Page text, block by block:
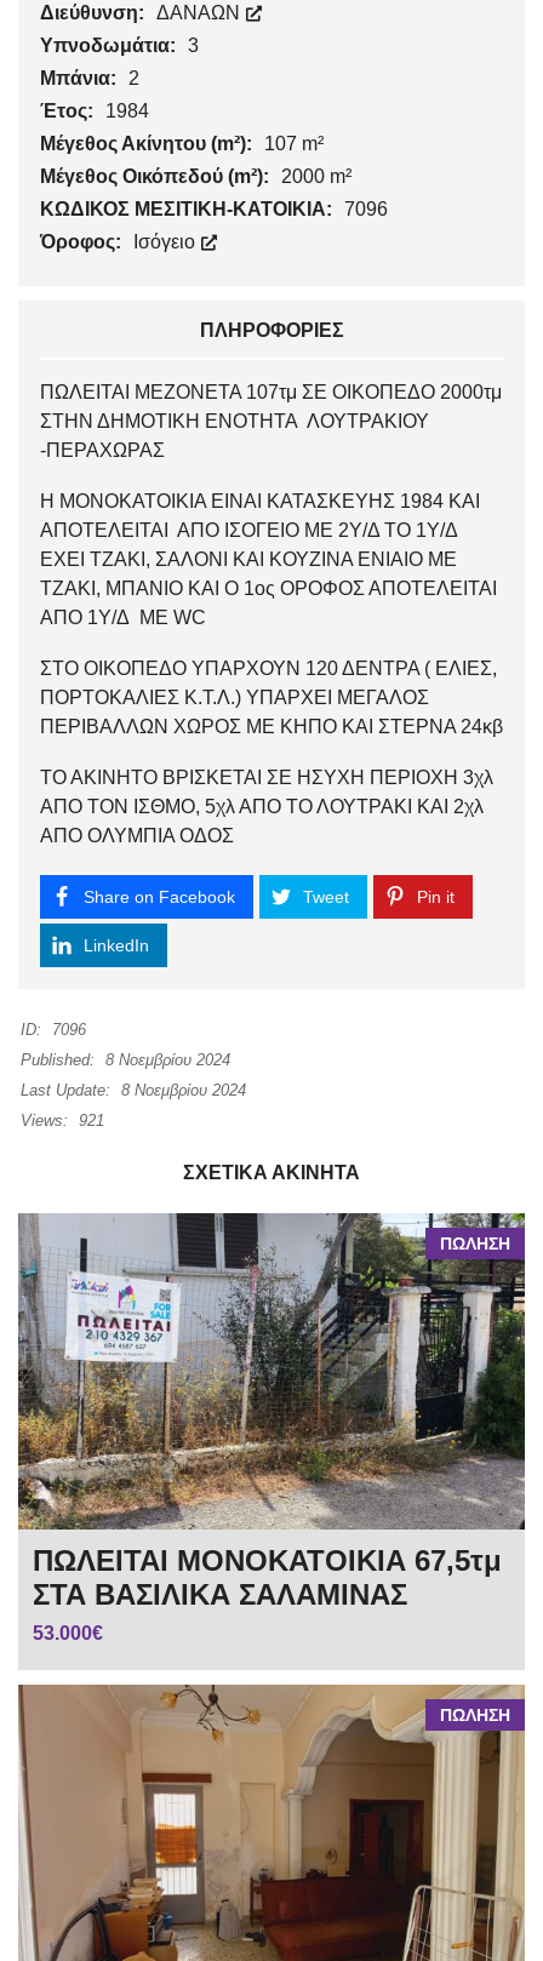
Διεύθυνση:
ΔΑΝΑΩΝ
Υπνοδωμάτια:
3
Μπάνια:
2
Έτος:
1984
Μέγεθος Ακίνητου (m²):
107 m²
Μέγεθος Οικόπεδού (m²):
2000 m²
ΚΩΔΙΚΟΣ ΜΕΣΙΤΙΚΗ-ΚΑΤΟΙΚΙΑ:
7096
Όροφος:
Ισόγειο
ΠΛΗΡΟΦΟΡΊΕΣ
ΠΩΛΕΙΤΑΙ ΜΕΖΟΝΕΤΑ 107τμ ΣΕ ΟΙΚΟΠΕΔΟ 2000τμ
ΣΤΗΝ ΔΗΜΟΤΙΚΗ ΕΝΟΤΗΤΑ ΛΟΥΤΡΑΚΙΟΥ
-ΠΕΡΑΧΩΡΑΣ
Η ΜΟΝΟΚΑΤΟΙΚΙΑ ΕΙΝΑΙ ΚΑΤΑΣΚΕΥΗΣ 1984 ΚΑΙ
ΑΠΟΤΕΛΕΙΤΑΙ ΑΠΟ ΙΣΟΓΕΙΟ ΜΕ 2Υ/Δ ΤΟ 1Υ/Δ
ΕΧΕΙ ΤΖΑΚΙ, ΣΑΛΟΝΙ ΚΑΙ ΚΟΥΖΙΝΑ ΕΝΙΑΙΟ ΜΕ
ΤΖΑΚΙ, ΜΠΑΝΙΟ ΚΑΙ Ο 1ος ΟΡΟΦΟΣ ΑΠΟΤΕΛΕΙΤΑΙ
ΑΠΟ 1Υ/Δ ΜΕ WC
ΣΤΟ ΟΙΚΟΠΕΔΟ ΥΠΑΡΧΟΥΝ 120 ΔΕΝΤΡΑ ( ΕΛΙΕΣ,
ΠΟΡΤΟΚΑΛΙΕΣ Κ.Τ.Λ.) ΥΠΑΡΧΕΙ ΜΕΓΑΛΟΣ
ΠΕΡΙΒΑΛΛΩΝ ΧΩΡΟΣ ΜΕ ΚΗΠΟ ΚΑΙ ΣΤΕΡΝΑ 24κβ
ΤΟ ΑΚΙΝΗΤΟ ΒΡΙΣΚΕΤΑΙ ΣΕ ΗΣΥΧΗ ΠΕΡΙΟΧΗ 3χλ
ΑΠΟ ΤΟΝ ΙΣΘΜΟ, 5χλ ΑΠΟ ΤΟ ΛΟΥΤΡΑΚΙ ΚΑΙ 2χλ
ΑΠΟ ΟΛΥΜΠΙΑ ΟΔΟΣ
Share on Facebook Tweet Pin it
LinkedIn
ID:
7096
Published:
8 Νοεμβρίου 2024
Last Update:
8 Νοεμβρίου 2024
Views:
921
ΣΧΕΤΙΚΆ ΑΚΊΝΗΤΑ
ΠΩΛΗΣΗ
ΠΩΛΕΙΤΑΙ ΜΟΝΟΚΑΤΟΙΚΙΑ 67,5τμ
ΣΤΑ ΒΑΣΙΛΙΚΑ ΣΑΛΑΜΙΝΑΣ
53.000€
ΠΩΛΗΣΗ